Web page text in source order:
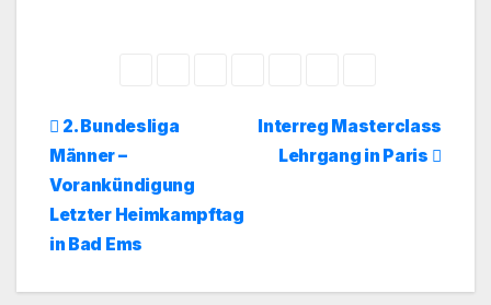
Beitragsnavigation
Interreg Masterclass
Lehrgang in Paris
2. Bundesliga
Männer –
Vorankündigung
Letzter Heimkampftag
in Bad Ems